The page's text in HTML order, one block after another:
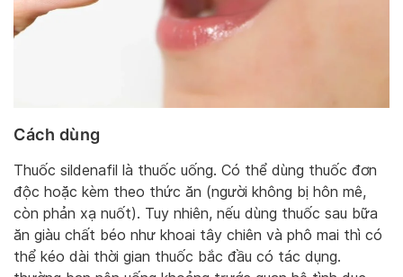
Cách dùng
Thuốc sildenafil là thuốc uống. Có thể dùng thuốc đơn
độc hoặc kèm theo thức ăn (người không bị hôn mê,
còn phản xạ nuốt). Tuy nhiên, nếu dùng thuốc sau bữa
ăn giàu chất béo như khoai tây chiên và phô mai thì có
thể kéo dài thời gian thuốc bắc đầu có tác dụng.